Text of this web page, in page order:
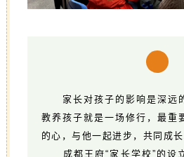
家长对孩子的影响是深远的
教养孩子就是一场修行，最重
的心，与他一起进步，共同成长
成都王府“家长学校”的设